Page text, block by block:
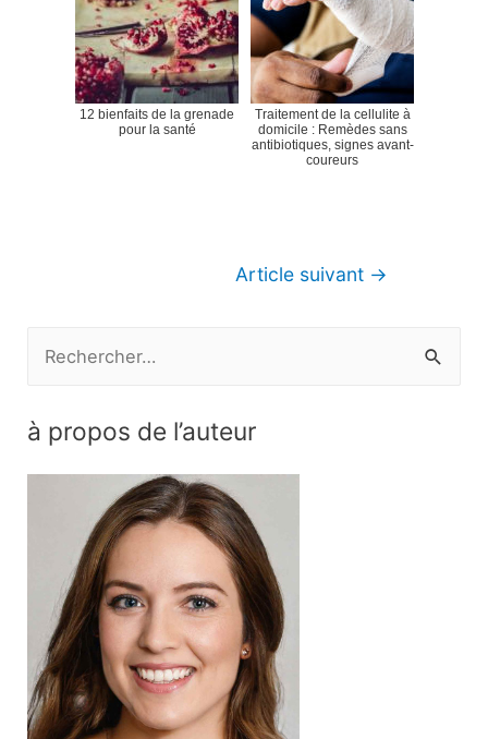
12 bienfaits de la grenade
pour la santé
Traitement de la cellulite à
domicile : Remèdes sans
antibiotiques, signes avant-
coureurs
Article suivant →
h
:
à propos de l’auteur